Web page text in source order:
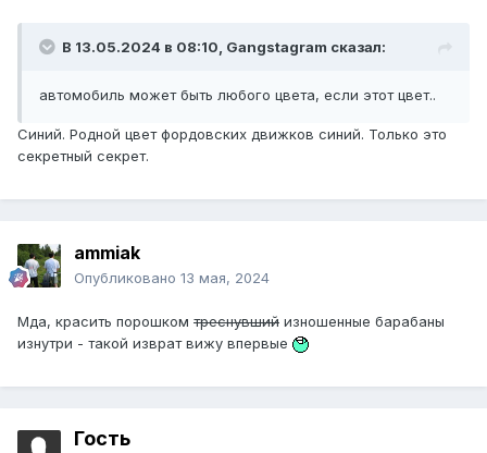
В 13.05.2024 в 08:10, Gangstagram сказал:
автомобиль может быть любого цвета, если этот цвет..
Синий. Родной цвет фордовских движков синий. Только это
секретный секрет.
ammiak
Опубликовано 13 мая, 2024
Мда, красить порошком треснувший изношенные барабаны
изнутри - такой изврат вижу впервые
Гость